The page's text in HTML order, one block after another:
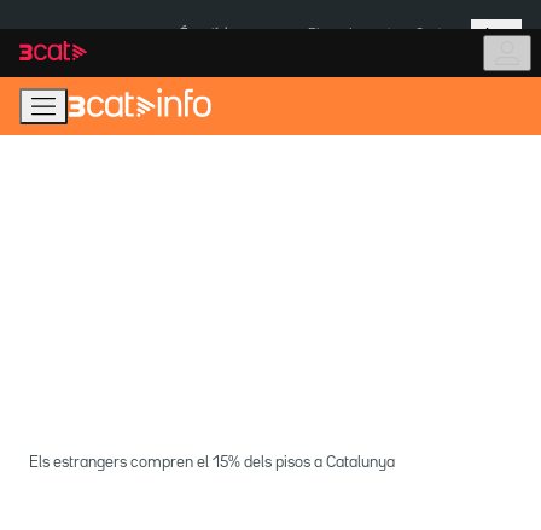
navegació
principal
contingut
Més
Els estrangers compren el 15% dels pisos a Catalunya